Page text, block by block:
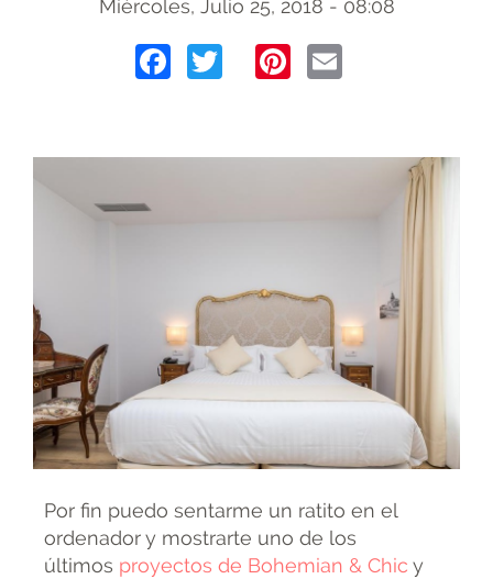
Miércoles, Julio 25, 2018 - 08:08
Facebook
TwitterPinterest
Email
Por fin puedo sentarme un ratito en el
ordenador y mostrarte uno de los
últimos proyectos de Bohemian & Chic y